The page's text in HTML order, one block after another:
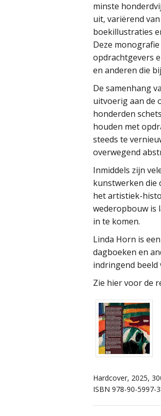
minste
uit, variërend
boekillustraties
Deze
opdrachtgevers
en anderen die
De samenhang
uitvoerig aan de
honderden
houden met
steeds te
overwegend
Inmiddels zijn
kunstwerken die
het artistiek-
wederopbouw is
in te komen.
Linda Horn is
dagboeken en
indringend beeld
Zie hier voor de
Hardcover, 2025,
ISBN 978-90-5997-